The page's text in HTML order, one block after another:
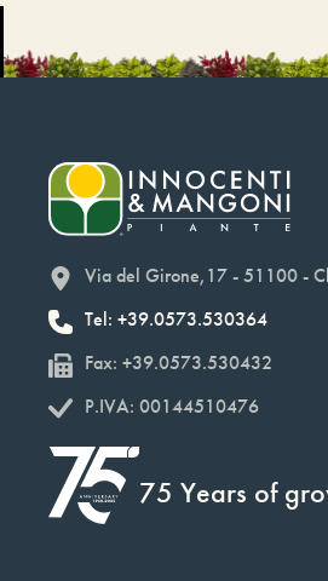
Via del Girone,17 - 51100 -
Tel: +39.0573.530364
Fax: +39.0573.530432
P.IVA: 00144510476
75 Years of